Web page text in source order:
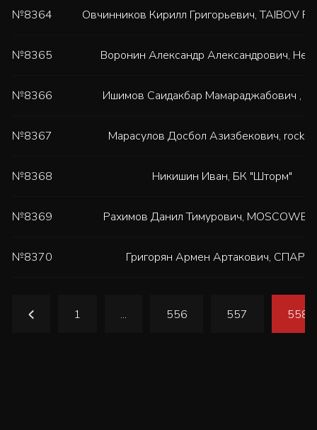
№8364 Овчинников Кирилл Григорьевич,TAIBOV
№8365 Воронин Александр Александрович, Нет
№8366 Ишимов Саидакбар Мамараджабович ,
№8367 Марасулов Досбол Азизбекович,
№8368 Никишин Иван, БК "Шторм"
№8369 Рахимов Данил Тимурович,
№8370 Григорян Армен Артакович,
1 ... 556 557 558